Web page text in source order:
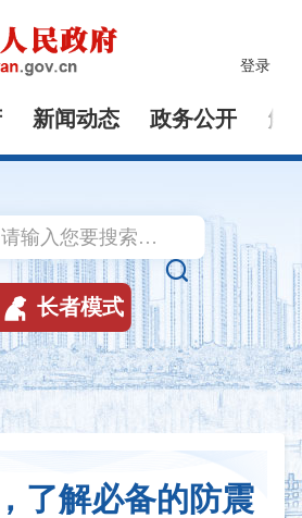
登录
新闻动态 政务公开 解

 长者模式
了解必备的防震